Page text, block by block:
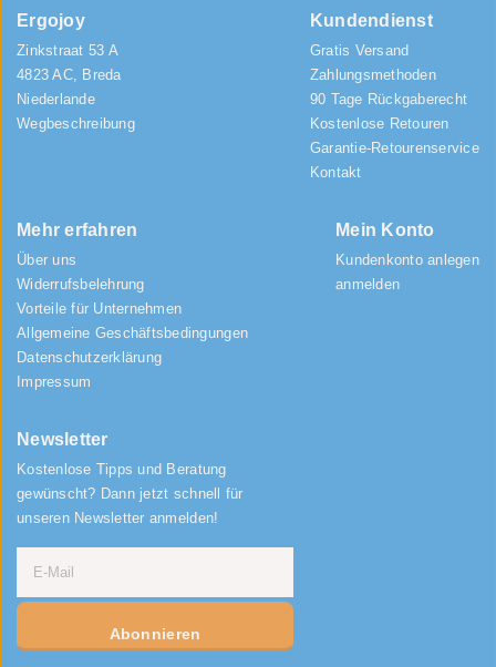
Ergojoy
Zinkstraat 53 A
4823 AC, Breda
Niederlande
Wegbeschreibung
Kundendienst
Gratis Versand
Zahlungsmethoden
90 Tage Rückgaberecht
Kostenlose Retouren
Garantie-Retourenservice
Kontakt
Mehr erfahren
Über uns
Widerrufsbelehrung
Vorteile für Unternehmen
Allgemeine Geschäftsbedingungen
Datenschutzerklärung
Impressum
Mein Konto
Kundenkonto anlegen
anmelden
Newsletter
Kostenlose Tipps und Beratung
gewünscht? Dann jetzt schnell für
unseren Newsletter anmelden!
Abonnieren